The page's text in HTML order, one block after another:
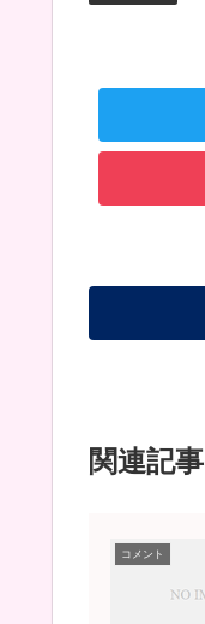
関連記事
コメント